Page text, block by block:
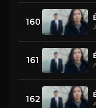
160
161
162